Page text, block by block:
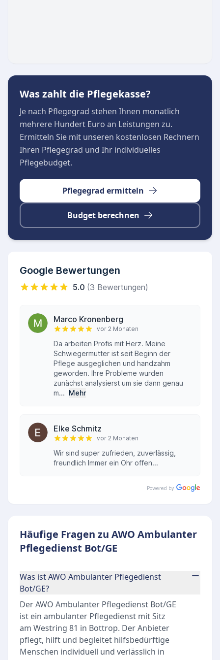
Was zahlt die Pflegekasse?
Je nach Pflegegrad stehen Ihnen monatlich
mehrere Hundert Euro an Leistungen zu.
Ermitteln Sie mit unseren kostenlosen Rechnern
Ihren Pflegegrad und Ihr individuelles
Pflegebudget.
Pflegegrad ermitteln
Budget berechnen
Google Bewertungen
5.0 (3 Bewertungen)
Marco Kronenberg
vor 2 Monaten
Da arbeiten Profis mit Herz. Meine
Schwiegermutter ist seit Beginn der
Pflege ausgeglichen und handzahm
geworden. Ihre Probleme wurden
zunächst analysierst um sie dann genau
m... Mehr
Elke Schmitz
vor 2 Monaten
Wir sind super zufrieden, zuverlässig,
freundlich Immer ein Ohr offen...
Powered by
Häufige Fragen zu AWO Ambulanter
Pflegedienst Bot/GE
Was ist AWO Ambulanter Pflegedienst
Bot/GE?
Der AWO Ambulanter Pflegedienst Bot/GE
ist ein ambulanter Pflegedienst mit Sitz
am Westring 81 in Bottrop. Der Anbieter
pflegt, hilft und begleitet hilfsbedürftige
Menschen individuell und verlässlich in